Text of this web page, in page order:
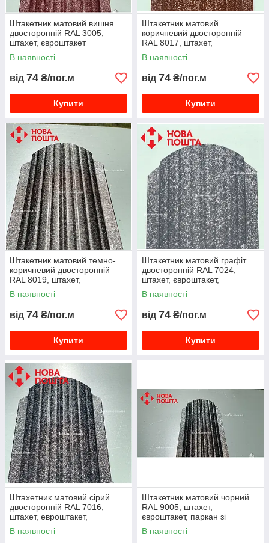
Штакетник матовий вишня
двосторонній RAL 3005,
штахет, євроштакет
вишневий, паркан із штакета
В наявності
від 74 ₴/пог.м
Купити
Штакетник матовий
коричневий двосторонній
RAL 8017, штахет,
євроштакет шоколад, паркан
із штакета
В наявності
від 74 ₴/пог.м
Купити
Штакетник матовий темно-
коричневий двосторонній
RAL 8019, штахет,
євроштакет, паркан із
штакета
В наявності
від 74 ₴/пог.м
Купити
Штакетник матовий графіт
двосторонній RAL 7024,
штахет, євроштакет,
графітовий, сірий, паркан із
штакета
В наявності
від 74 ₴/пог.м
Купити
Штахетник матовий сірий
двосторонній RAL 7016,
штахет, евроштакет,
антроцитовый, металевий на
паркан
В наявності
Штакетник матовий чорний
RAL 9005, штахет,
євроштакет, паркан зі
штакету, металевий чорного
кольору
В наявності